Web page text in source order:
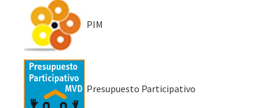
PIM
Presupuesto Participativo